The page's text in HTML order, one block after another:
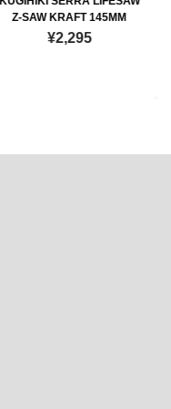
Z-SAW KRAFT 145MM
¥2,295